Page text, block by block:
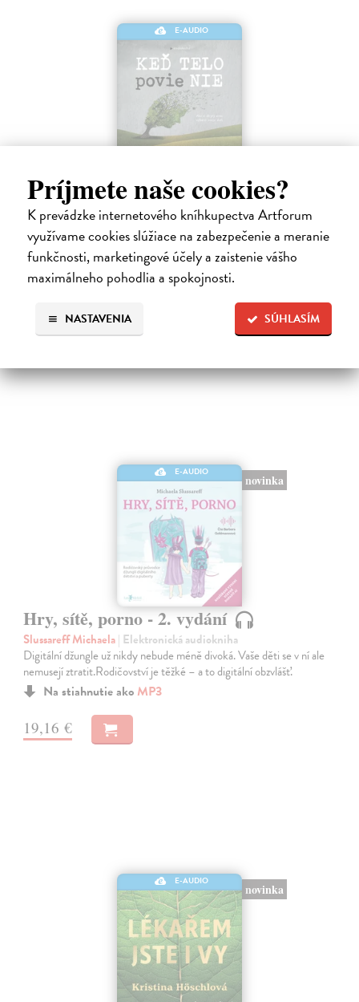
Príjmete naše cookies?
K prevádzke internetového kníhkupectva Artforum
využívame cookies slúžiace na zabezpečenie a meranie
funkčnosti, marketingové účely a zaistenie vášho
maximálneho pohodlia a spokojnosti.
SÚHLASÍM
NASTAVENIA
E-AUDIO
Keď telo povie nie
Maté Gábor| Elektronická audiokniha
Prevencia pred chorobami ľudstvo zamestnáva od nepamäti. Lekár a
uznávaný autor Gábor Maté verí, že spôsob akým premýšľame a
využívame svoju mozgovú kapacitu, má vplyv aj na naše fyzické
zdravie.
Na stiahnutie akoMP3
14,45 €
E-AUDIO
novinka
Hry, sítě, porno - 2. vydání
Slussareff Michaela| Elektronická audiokniha
Digitální džungle už nikdy nebude méně divoká. Vaše děti se v ní ale
nemusejí ztratit.Rodičovství je těžké – a to digitální obzvlášť.
Na stiahnutie ako MP3
19,16 €
E-AUDIO
novinka